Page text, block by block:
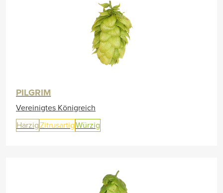
PILGRIM
Vereinigtes Königreich
HarzigZitrusartigWürzig